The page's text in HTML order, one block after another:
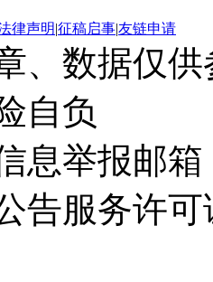
律声明|征稿启事|友链申请
、数据仅
自负
息举报邮箱
服务许可